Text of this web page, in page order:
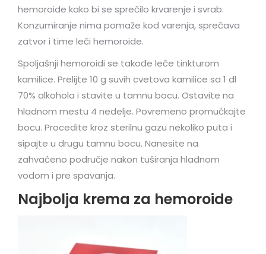
hemoroide kako bi se sprečilo krvarenje i svrab.
Konzumiranje nima pomaže kod varenja, sprečava
zatvor i time leči hemoroide.
Spoljašnji hemoroidi se takođe leče tinkturom
kamilice. Prelijte 10 g suvih cvetova kamilice sa 1 dl
70% alkohola i stavite u tamnu bocu. Ostavite na
hladnom mestu 4 nedelje. Povremeno promućkajte
bocu. Procedite kroz sterilnu gazu nekoliko puta i
sipajte u drugu tamnu bocu. Nanesite na
zahvaćeno područje nakon tuširanja hladnom
vodom i pre spavanja.
Najbolja krema za hemoroide